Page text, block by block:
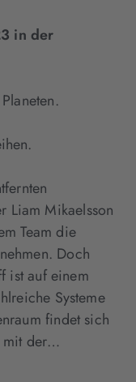
in der
Liam Mikaelsson
Team die
Doch
ist auf einem
Systeme
findet sich
mit der…